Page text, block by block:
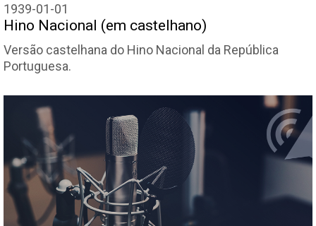
1939-01-01
Hino Nacional (em castelhano)
Versão castelhana do Hino Nacional da República
Portuguesa.